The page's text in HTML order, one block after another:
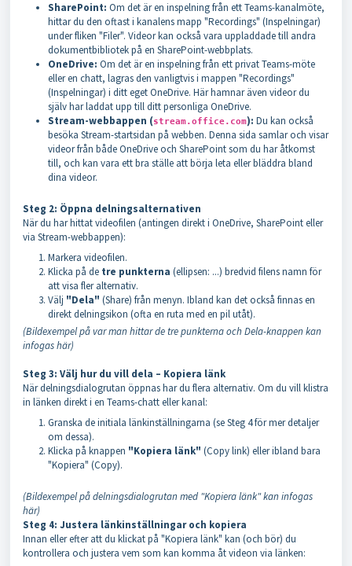
SharePoint: Om det är en inspelning från ett Teams-kanalmöte,
hittar du den oftast i kanalens mapp "Recordings" (Inspelningar)
under fliken "Filer". Videor kan också vara uppladdade till andra
dokumentbibliotek på en SharePoint-webbplats.
OneDrive: Om det är en inspelning från ett privat Teams-möte
eller en chatt, lagras den vanligtvis i mappen "Recordings"
(Inspelningar) i ditt eget OneDrive. Här hamnar även videor du
själv har laddat upp till ditt personliga OneDrive.
Stream-webbappen (stream.office.com): Du kan också
besöka Stream-startsidan på webben. Denna sida samlar och visar
videor från både OneDrive och SharePoint som du har åtkomst
till, och kan vara ett bra ställe att börja leta eller bläddra bland
dina videor.
Steg 2: Öppna delningsalternativen
När du har hittat videofilen (antingen direkt i OneDrive, SharePoint eller
via Stream-webbappen):
Markera videofilen.
Klicka på de tre punkterna (ellipsen: ...) bredvid filens namn för
att visa fler alternativ.
Välj "Dela" (Share) från menyn. Ibland kan det också finnas en
direkt delningsikon (ofta en ruta med en pil utåt).
(Bildexempel på var man hittar de tre punkterna och Dela-knappen kan
infogas här)
Steg 3: Välj hur du vill dela – Kopiera länk
När delningsdialogrutan öppnas har du flera alternativ. Om du vill klistra
in länken direkt i en Teams-chatt eller kanal:
Granska de initiala länkinställningarna (se Steg 4 för mer detaljer
om dessa).
Klicka på knappen "Kopiera länk" (Copy link) eller ibland bara
"Kopiera" (Copy).
(Bildexempel på delningsdialogrutan med "Kopiera länk" kan infogas
här)
Steg 4: Justera länkinställningar och kopiera
Innan eller efter att du klickat på "Kopiera länk" kan (och bör) du
kontrollera och justera vem som kan komma åt videon via länken: